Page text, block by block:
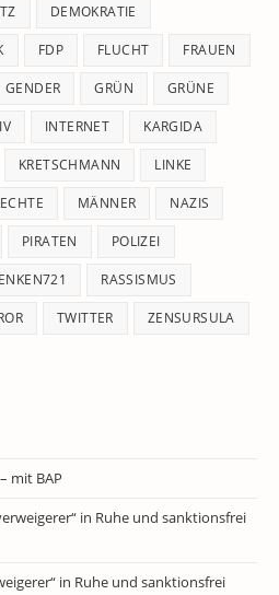
DEMOKRATIE
FDP FLUCHT FRAUEN
GENDER GRÜN GRÜNE
INTERNET KARGIDA
KRETSCHMANN LINKE
MÄNNER NAZIS
PIRATEN POLIZEI
RASSISMUS
TWITTER ZENSURSULA
mit BAP
in Ruhe und sanktionsfrei
in Ruhe und sanktionsfrei